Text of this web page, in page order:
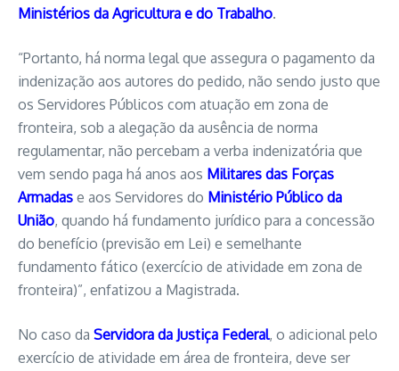
Ministérios da Agricultura e do Trabalho.
“Portanto, há norma legal que assegura o pagamento da
indenização aos autores do pedido, não sendo justo que
os Servidores Públicos com atuação em zona de
fronteira, sob a alegação da ausência de norma
regulamentar, não percebam a verba indenizatória que
vem sendo paga há anos aos Militares das Forças
Armadas e aos Servidores do Ministério Público da
União, quando há fundamento jurídico para a concessão
do benefício (previsão em Lei) e semelhante
fundamento fático (exercício de atividade em zona de
fronteira)”, enfatizou a Magistrada.
No caso da Servidora da Justiça Federal, o adicional pelo
exercício de atividade em área de fronteira, deve ser